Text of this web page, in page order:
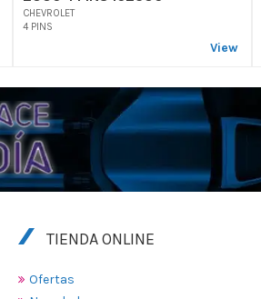
CHEVROLET
4 PINS
View
TIENDA ONLINE
Ofertas